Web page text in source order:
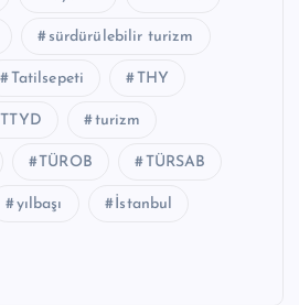
sürdürülebilir turizm
Tatilsepeti THY
TTYD turizm
TÜROB TÜRSAB
yılbaşı İstanbul